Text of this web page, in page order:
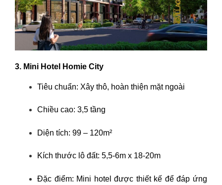
3. Mini Hotel Homie City
Tiêu chuẩn: Xây thô, hoàn thiện mặt ngoài
Chiều cao: 3,5 tầng
Diện tích: 99 – 120m²
Kích thước lô đất: 5,5-6m x 18-20m
Đặc điểm: Mini hotel được thiết kế để đáp ứng